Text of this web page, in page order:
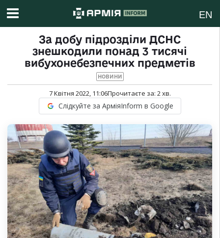
EN
За добу підрозділи ДСНС
знешкодили понад 3 тисячі
вибухонебезпечних предметів
НОВИНИ
7 Квітня 2022, 11:06Прочитаєте за: 2хв.
Слідкуйте за АрміяInform в Google